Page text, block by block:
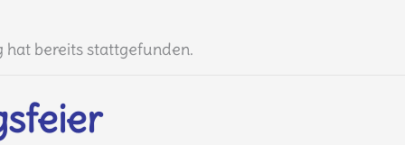
hat bereits stattgefunden.